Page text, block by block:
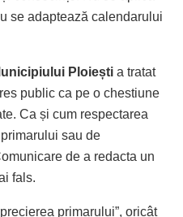
se adaptează calendarului
Ploiești a tratat
public ca pe o chestiune
Ca și cum respectarea
sau de
de a redacta un
fals.
primarului”, oricât